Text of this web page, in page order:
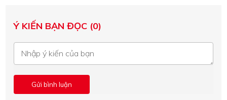
Ý KIẾN BẠN ĐỌC (0)